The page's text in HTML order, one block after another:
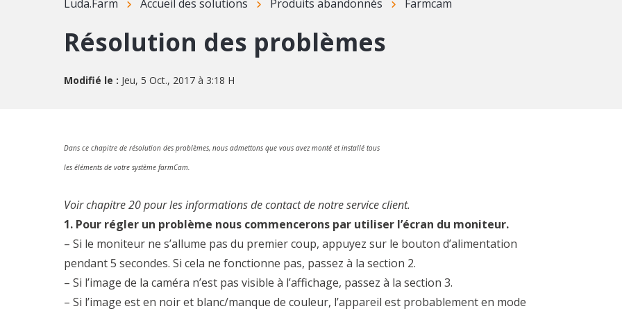
Luda.Farm Accueil des solutions Produits abandonnés Farmcam
Résolution des problèmes
Modifié le : Jeu, 5 Oct., 2017 à 3:18 H
Dans ce chapitre de résolution des problèmes, nous admettons que vous avez monté et installé tous
les éléments de votre système farmCam.
Voir chapitre 20 pour les informations de contact de notre service client.
1. Pour régler un problème nous commencerons par utiliser l’écran du moniteur.
– Si le moniteur ne s’allume pas du premier coup, appuyez sur le bouton d’alimentation
pendant 5 secondes. Si cela ne fonctionne pas, passez à la section 2.
– Si l’image de la caméra n’est pas visible à l’affichage, passez à la section 3.
– Si l’image est en noir et blanc/manque de couleur, l’appareil est probablement en mode